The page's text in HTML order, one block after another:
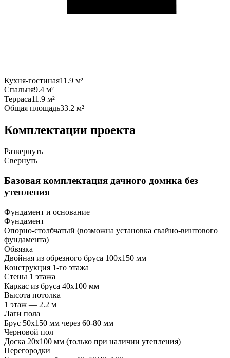
Кухня-гостиная11.9 м²
Спальня9.4 м²
Терраса11.9 м²
Общая площадь33.2 м²
Комплектации проекта
Развернуть
Свернуть
Базовая комплектация дачного домика без
утепления
Фундамент и основание
Фундамент
Опорно-столбчатый (возможна установка свайно-винтового
фундамента)
Обвязка
Двойная из обрезного бруса 100х150 мм
Конструкция 1-го этажа
Стены 1 этажа
Каркас из бруса 40х100 мм
Высота потолка
1 этаж — 2.2 м
Лаги пола
Брус 50х150 мм через 60-80 мм
Черновой пол
Доска 20х100 мм (только при наличии утепления)
Перегородки